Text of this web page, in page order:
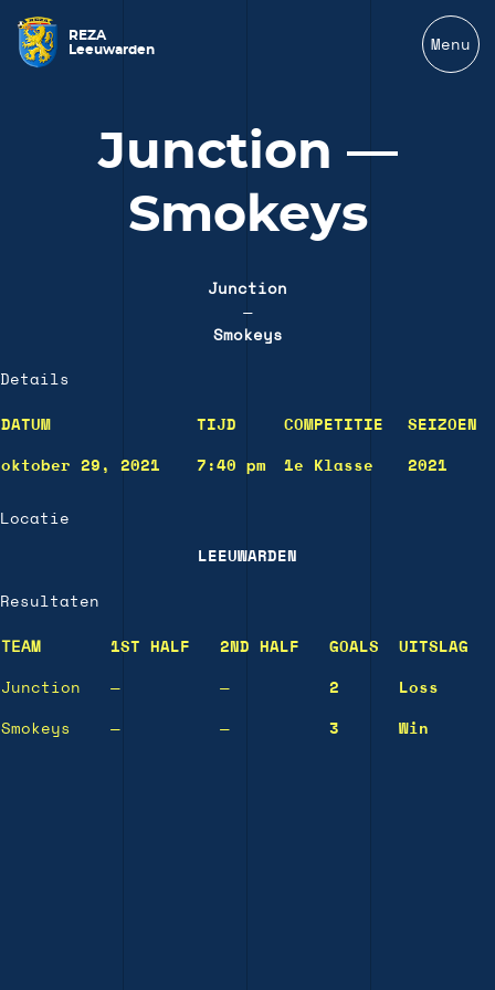
REZA
Leeuwarden
Menu
Junction —
Smokeys
Junction
—
Smokeys
Details
DATUM TIJD COMPETITIE SEIZOEN
oktober 29, 2021 7:40 pm 1e Klasse 2021
Locatie
LEEUWARDEN
Resultaten
TEAM 1ST HALF 2ND HALF GOALS UITSLAG
Junction — — 2 Loss
Smokeys — — 3 Win